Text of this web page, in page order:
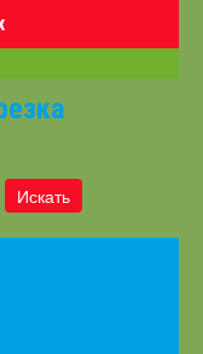
Искать